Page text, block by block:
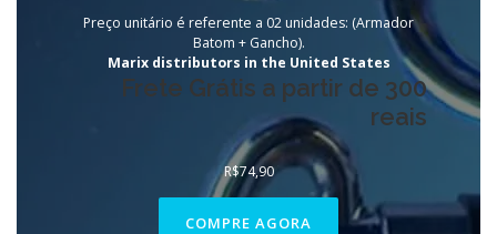
Preço unitário é referente a 02 unidades: (Armador
Batom + Gancho).
Marix distributors in the United States
Frete Grátis a partir de 300
reais
R$74,90
COMPRE AGORA